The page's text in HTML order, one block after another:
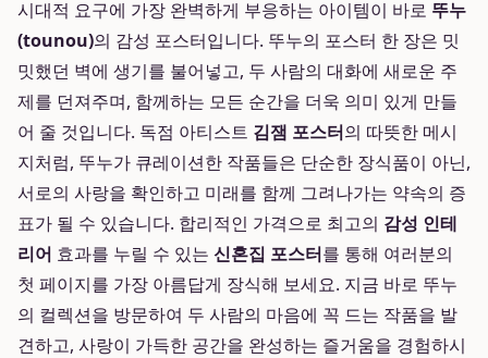
시대적 요구에 가장 완벽하게 부응하는 아이템이 바로 뚜누
(tounou)의 감성 포스터입니다. 뚜누의 포스터 한 장은 밋
밋했던 벽에 생기를 불어넣고, 두 사람의 대화에 새로운 주
제를 던져주며, 함께하는 모든 순간을 더욱 의미 있게 만들
어 줄 것입니다. 독점 아티스트 김잼 포스터의 따뜻한 메시
지처럼, 뚜누가 큐레이션한 작품들은 단순한 장식품이 아닌,
서로의 사랑을 확인하고 미래를 함께 그려나가는 약속의 증
표가 될 수 있습니다. 합리적인 가격으로 최고의 감성 인테
리어 효과를 누릴 수 있는 신혼집 포스터를 통해 여러분의
첫 페이지를 가장 아름답게 장식해 보세요. 지금 바로 뚜누
의 컬렉션을 방문하여 두 사람의 마음에 꼭 드는 작품을 발
견하고, 사랑이 가득한 공간을 완성하는 즐거움을 경험하시